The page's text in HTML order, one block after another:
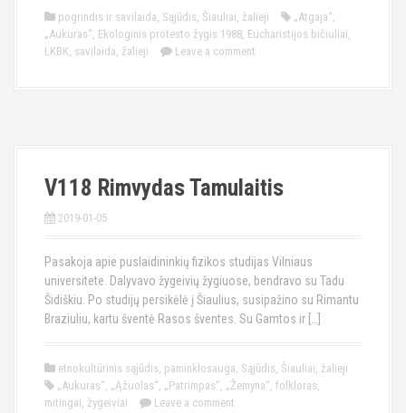
pogrindis ir savilaida, Sąjūdis, Šiauliai, žalieji „Atgaja“,
„Aukuras“, Ekologinis protesto žygis 1988, Eucharistijos bičiuliai,
LKBK, savilaida, žalieji Leave a comment
V118 Rimvydas Tamulaitis
2019-01-05
Pasakoja apie puslaidininkių fizikos studijas Vilniaus
universitete. Dalyvavo žygeivių žygiuose, bendravo su Tadu
Šidiškiu. Po studijų persikėlė į Šiaulius, susipažino su Rimantu
Braziuliu, kartu šventė Rasos šventes. Su Gamtos ir […]
etnokultūrinis sąjūdis, paminklosauga, Sąjūdis, Šiauliai, žalieji
„Aukuras“, „Ąžuolas“, „Patrimpas“, „Žemyna“, folkloras,
mitingai, žygeiviai Leave a comment